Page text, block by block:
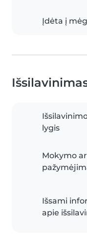
Įdėta į
lygis
Mokymo
Išsami
apie